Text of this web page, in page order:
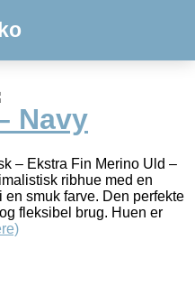
Navy
– Ekstra Fin Merino Uld –
ribhue med en
smuk farve. Den perfekte
fleksibel brug. Huen er